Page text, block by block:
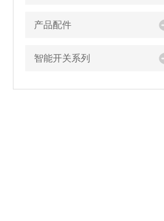
产品配件
智能开关系列